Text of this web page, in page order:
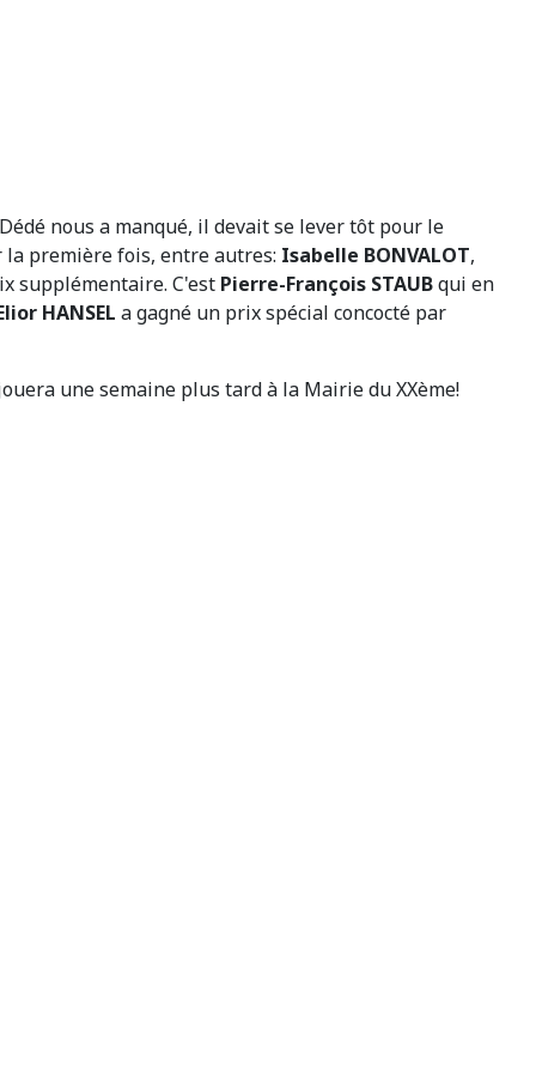
nous a manqué, il devait se lever tôt pour le
première fois, entre autres: Isabelle BONVALOT,
supplémentaire. C'est Pierre-François STAUBqui en
HANSEL a gagné un prix spécial concocté par
une semaine plus tard à la Mairie du XXème!